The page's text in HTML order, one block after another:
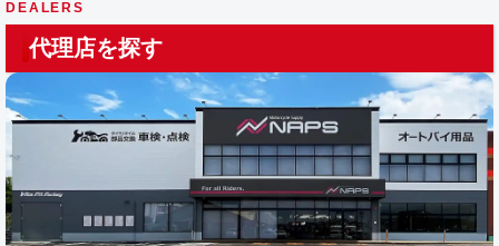
DEALERS
代理店を探す